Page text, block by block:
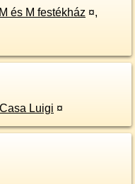
M és M festékház ¤,
Luigi ¤